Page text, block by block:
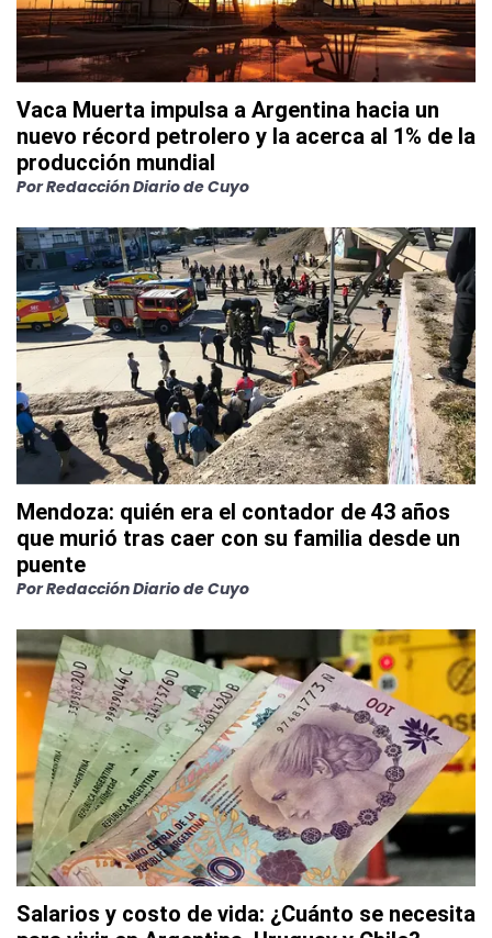
Vaca Muerta impulsa a Argentina hacia un
nuevo récord petrolero y la acerca al 1% de la
producción mundial
PorRedacción Diario de Cuyo
Mendoza: quién era el contador de 43 años
que murió tras caer con su familia desde un
puente
PorRedacción Diario de Cuyo
Salarios y costo de vida: ¿Cuánto se necesita